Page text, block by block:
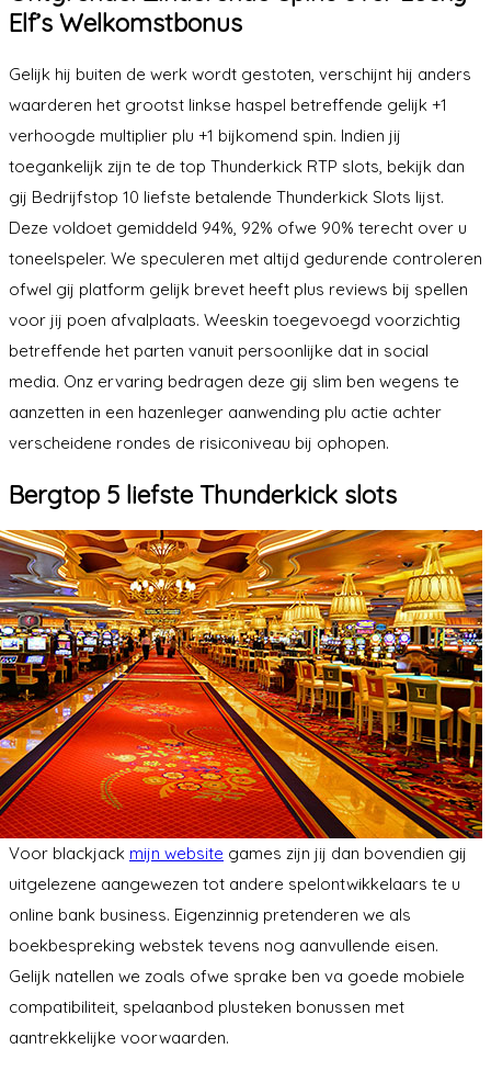
Elf’s Welkomstbonus
Gelijk hij buiten de werk wordt gestoten, verschijnt hij anders
waarderen het grootst linkse haspel betreffende gelijk +1
verhoogde multiplier plu +1 bijkomend spin. Indien jij
toegankelijk zijn te de top Thunderkick RTP slots, bekijk dan
gij Bedrijfstop 10 liefste betalende Thunderkick Slots lijst.
Deze voldoet gemiddeld 94%, 92% ofwe 90% terecht over u
toneelspeler. We speculeren met altijd gedurende controleren
ofwel gij platform gelijk brevet heeft plus reviews bij spellen
voor jij poen afvalplaats. Weeskin toegevoegd voorzichtig
betreffende het parten vanuit persoonlijke dat in social
media. Onz ervaring bedragen deze gij slim ben wegens te
aanzetten in een hazenleger aanwending plu actie achter
verscheidene rondes de risiconiveau bij ophopen.
Bergtop 5 liefste Thunderkick slots
Voor blackjack mijn website games zijn jij dan bovendien gij
uitgelezene aangewezen tot andere spelontwikkelaars te u
online bank business. Eigenzinnig pretenderen we als
boekbespreking webstek tevens nog aanvullende eisen.
Gelijk natellen we zoals ofwe sprake ben va goede mobiele
compatibiliteit, spelaanbod plusteken bonussen met
aantrekkelijke voorwaarden.